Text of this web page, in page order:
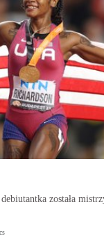
została